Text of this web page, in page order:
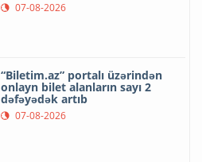
07-08-2026
“Biletim.az” portalı üzərindən
onlayn bilet alanların sayı 2
dəfəyədək artıb
07-08-2026